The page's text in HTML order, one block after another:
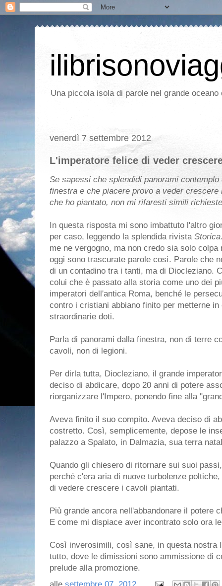
Una piccola isola di parole nel grande
venerdì 7 settembre 2012
L'imperatore felice di veder
Se sapessi che splendidi panorami contemplo
finestra e che piacere provo a veder crescere
che ho piantato, non mi rifaresti simili
In questa risposta mi sono imbattuto l'altro
per caso, leggendo la splendida rivista Storica
me ne vergogno, ma non credo sia solo colpa
oggi sono trascurate parole così. Parole che
di un contadino tra i tanti, ma di Diocleziano.
colui che è passato alla storia come uno dei
imperatori dell'antica Roma, benché le
contro i cristiani abbiano finito per metterne in
straordinarie doti.
Parla di panorami dalla finestra, non di terre
cavoli, non di legioni.
Per dirla tutta, Diocleziano, il grande
deciso di abdicare, dopo 20 anni di potere
riorganizzare l'Impero, ponendo fine alla
Aveva finito il suo compito. Aveva deciso di
costretto. Così, semplicemente, depose le
palazzo a Spalato, in Dalmazia, sua terra
Quando gli chiesero di ritornare sui suoi
perché c'era aria di nuove turbolenze
di vedere crescere i cavoli piantati.
Più grande ancora nell'abbandonare il potere
E come mi dispiace aver incontrato solo ora
Così inverosimili, così sane, in questa nostra
tutto, dove le dimissioni sono ammissione di
prelude alla promozione.